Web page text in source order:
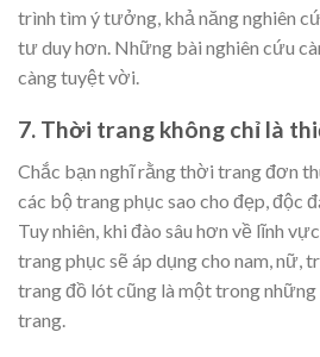
trình tìm ý tưởng, khả năng nghiên
tư duy hơn. Những bài nghiên cứu
càng tuyệt vời.
7. Thời trang không chỉ là
Chắc bạn nghĩ rằng thời trang đơn
các bộ trang phục sao cho đẹp, độc
Tuy nhiên, khi đào sâu hơn về lĩnh
trang phục sẽ áp dụng cho nam, nữ,
trang đồ lót cũng là một trong
trang.